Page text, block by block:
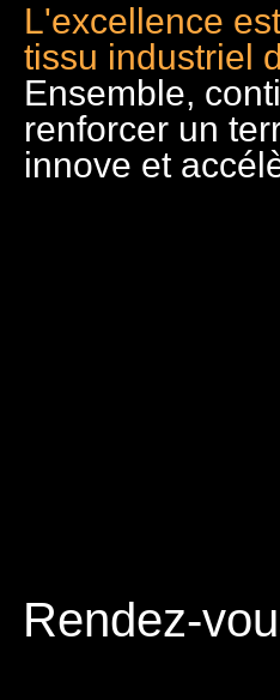
L'excellence
tissu industriel
Ensemble,
renforcer un
innove et
Rendez-